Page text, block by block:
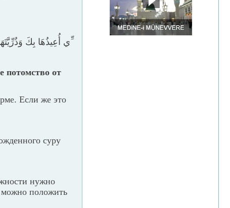
ِّي أُعِيذُهَا بِكَ
потомство от
Если же это
суру
нужно
можно положить